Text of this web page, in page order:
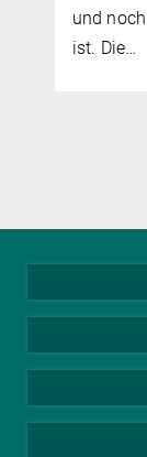
und
ist. Die…